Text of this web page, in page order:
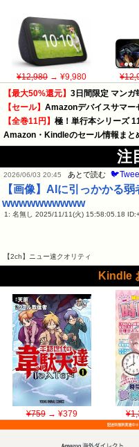
¥12,980→ ¥9,980
【最大50%還元】 3日間限定 マンガ
【セール】 Amazonデバイスサマー
【全巻11円】 極！単行本シリーズ
Amazon・Kindleのセール情報まと
注
2026/06/03 20:45 あとで読む
【画像】AIに引っかかる
wwwwwwwwww
1: 名無し 2025/11/11(火) 15:58:05.18
【2ch】ニュー速クオリティ
Kindle
¥759→ ¥379